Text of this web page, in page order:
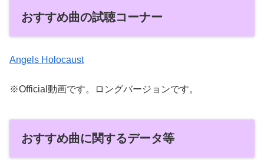
おすすめ曲の試聴コーナー
Angels Holocaust
※Official動画です。ロングバージョンです。
おすすめ曲に関するデータ等